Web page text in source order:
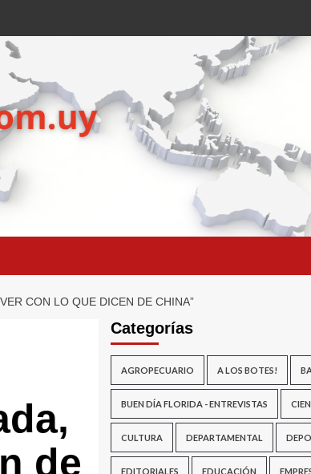
CON LO QUE DICEN DE CHINA”
de
Categorías
AGROPECUARIO A LOS BOTES!
BUEN DÍA FLORIDA - ENTREVISTAS
CULTURA DEPARTAMENTAL
EDITORIALES EDUCACIÓN